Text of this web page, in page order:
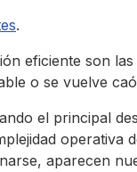
.
eficiente son las
o se vuelve
el principal
operativa
aparecen